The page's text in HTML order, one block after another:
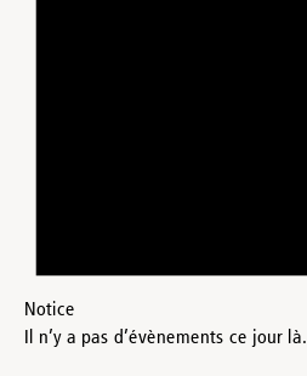
Notice
Il n’y a pas d’évènements ce jour là.